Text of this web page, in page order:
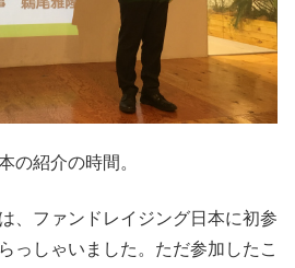
の紹介の時間。
、ファンドレイジング日本に初参
っしゃいました。ただ参加したこ